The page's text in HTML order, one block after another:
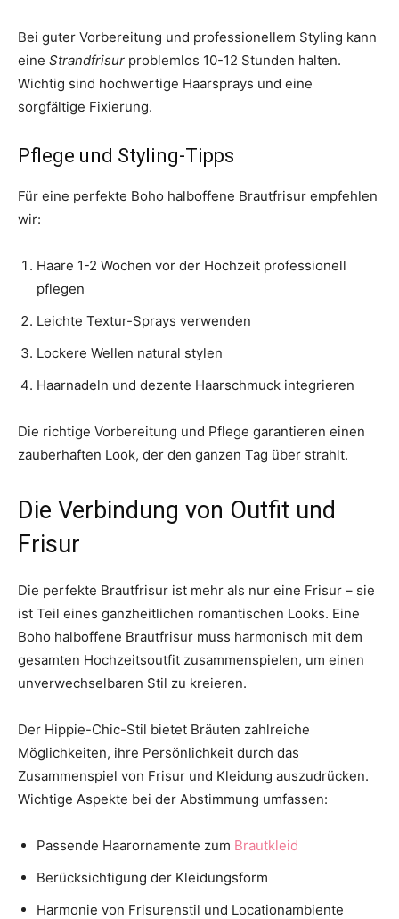
Bei guter Vorbereitung und professionellem Styling kann
eine Strandfrisur problemlos 10-12 Stunden halten.
Wichtig sind hochwertige Haarsprays und eine
sorgfältige Fixierung.
Pflege und Styling-Tipps
Für eine perfekte Boho halboffene Brautfrisur empfehlen
wir:
Haare 1-2 Wochen vor der Hochzeit professionell
pflegen
Leichte Textur-Sprays verwenden
Lockere Wellen natural stylen
Haarnadeln und dezente Haarschmuck integrieren
Die richtige Vorbereitung und Pflege garantieren einen
zauberhaften Look, der den ganzen Tag über strahlt.
Die Verbindung von Outfit und
Frisur
Die perfekte Brautfrisur ist mehr als nur eine Frisur – sie
ist Teil eines ganzheitlichen romantischen Looks. Eine
Boho halboffene Brautfrisur muss harmonisch mit dem
gesamten Hochzeitsoutfit zusammenspielen, um einen
unverwechselbaren Stil zu kreieren.
Der Hippie-Chic-Stil bietet Bräuten zahlreiche
Möglichkeiten, ihre Persönlichkeit durch das
Zusammenspiel von Frisur und Kleidung auszudrücken.
Wichtige Aspekte bei der Abstimmung umfassen:
Passende Haarornamente zum Brautkleid
Berücksichtigung der Kleidungsform
Harmonie von Frisurenstil und Locationambiente